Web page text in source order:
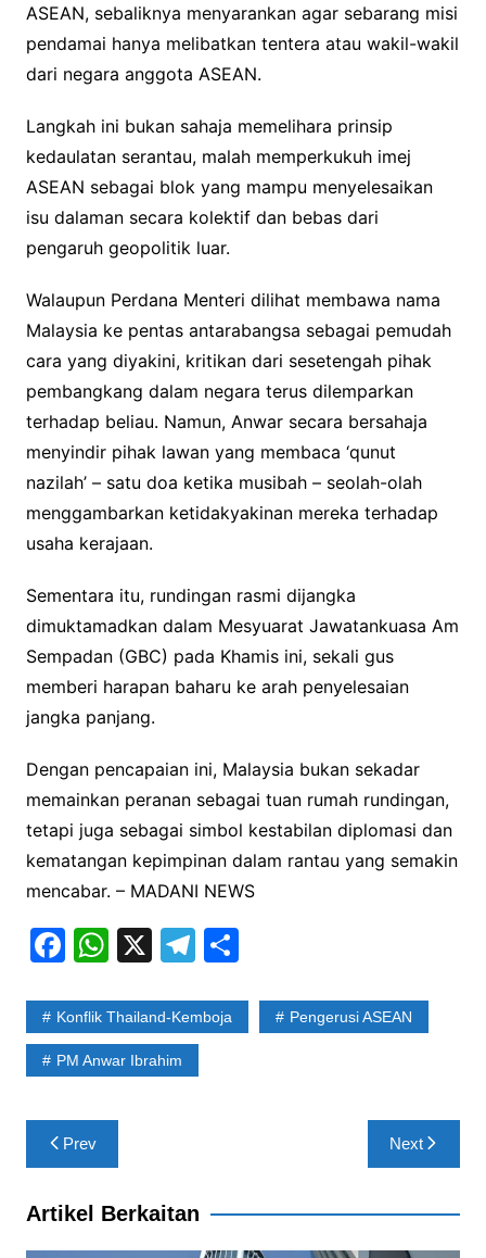
ASEAN, sebaliknya menyarankan agar sebarang misi
pendamai hanya melibatkan tentera atau wakil-wakil
dari negara anggota ASEAN.
Langkah ini bukan sahaja memelihara prinsip
kedaulatan serantau, malah memperkukuh imej
ASEAN sebagai blok yang mampu menyelesaikan
isu dalaman secara kolektif dan bebas dari
pengaruh geopolitik luar.
Walaupun Perdana Menteri dilihat membawa nama
Malaysia ke pentas antarabangsa sebagai pemudah
cara yang diyakini, kritikan dari sesetengah pihak
pembangkang dalam negara terus dilemparkan
terhadap beliau. Namun, Anwar secara bersahaja
menyindir pihak lawan yang membaca ‘qunut
nazilah’ – satu doa ketika musibah – seolah-olah
menggambarkan ketidakyakinan mereka terhadap
usaha kerajaan.
Sementara itu, rundingan rasmi dijangka
dimuktamadkan dalam Mesyuarat Jawatankuasa Am
Sempadan (GBC) pada Khamis ini, sekali gus
memberi harapan baharu ke arah penyelesaian
jangka panjang.
Dengan pencapaian ini, Malaysia bukan sekadar
memainkan peranan sebagai tuan rumah rundingan,
tetapi juga sebagai simbol kestabilan diplomasi dan
kematangan kepimpinan dalam rantau yang semakin
mencabar. – MADANI NEWS
F
c
e
b
o
o
W
at
s
A
p
X T
e
gr
a
S
ar
Konflik Thailand-Kemboja Pengerusi ASEAN
PM Anwar Ibrahim
Post
navigation
Prev Next
Artikel Berkaitan